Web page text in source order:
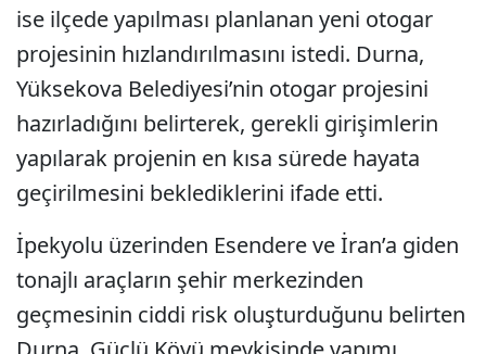
ise ilçede yapılması planlanan yeni otogar
projesinin hızlandırılmasını istedi. Durna,
Yüksekova Belediyesi’nin otogar projesini
hazırladığını belirterek, gerekli girişimlerin
yapılarak projenin en kısa sürede hayata
geçirilmesini beklediklerini ifade etti.
İpekyolu üzerinden Esendere ve İran’a giden
tonajlı araçların şehir merkezinden
geçmesinin ciddi risk oluşturduğunu belirten